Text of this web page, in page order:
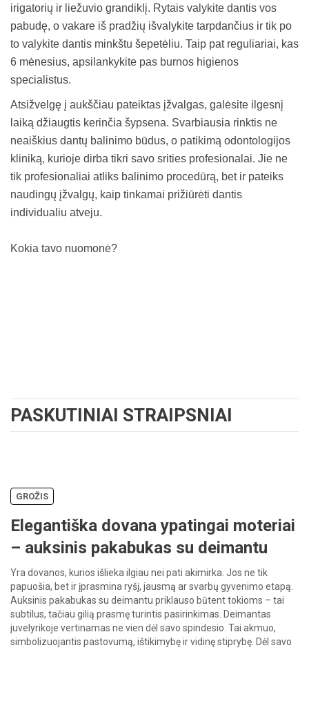
irigatorių ir liežuvio grandiklį. Rytais valykite dantis vos
pabudę, o vakare iš pradžių išvalykite tarpdančius ir tik po
to valykite dantis minkštu šepetėliu. Taip pat reguliariai, kas
6 mėnesius, apsilankykite pas burnos higienos
specialistus.
Atsižvelgę į aukščiau pateiktas įžvalgas, galėsite ilgesnį
laiką džiaugtis kerinčia šypsena. Svarbiausia rinktis ne
neaiškius dantų balinimo būdus, o patikimą odontologijos
kliniką, kurioje dirba tikri savo srities profesionalai. Jie ne
tik profesionaliai atliks balinimo procedūrą, bet ir pateiks
naudingų įžvalgų, kaip tinkamai prižiūrėti dantis
individualiu atveju.
Kokia tavo nuomonė?
PASKUTINIAI STRAIPSNIAI
GROŽIS
Elegantiška dovana ypatingai moteriai
– auksinis pakabukas su deimantu
Yra dovanos, kurios išlieka ilgiau nei pati akimirka. Jos ne tik
papuošia, bet ir įprasmina ryšį, jausmą ar svarbų gyvenimo etapą.
Auksinis pakabukas su deimantu priklauso būtent tokioms – tai
subtilus, tačiau gilią prasmę turintis pasirinkimas. Deimantas
juvelyrikoje vertinamas ne vien dėl savo spindesio. Tai akmuo,
simbolizuojantis pastovumą, ištikimybę ir vidinę stiprybę. Dėl savo